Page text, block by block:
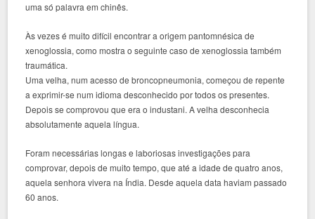
uma só palavra em chinês.
Às vezes é muito difícil encontrar a origem pantomnésica de
xenoglossia, como mostra o seguinte caso de xenoglossia também
traumática.
Uma velha, num acesso de broncopneumonia, começou de repente
a exprimir-se num idioma desconhecido por todos os presentes.
Depois se comprovou que era o industani. A velha desconhecia
absolutamente aquela língua.
Foram necessárias longas e laboriosas investigações para
comprovar, depois de muito tempo, que até a idade de quatro anos,
aquela senhora vivera na Índia. Desde aquela data haviam passado
60 anos.